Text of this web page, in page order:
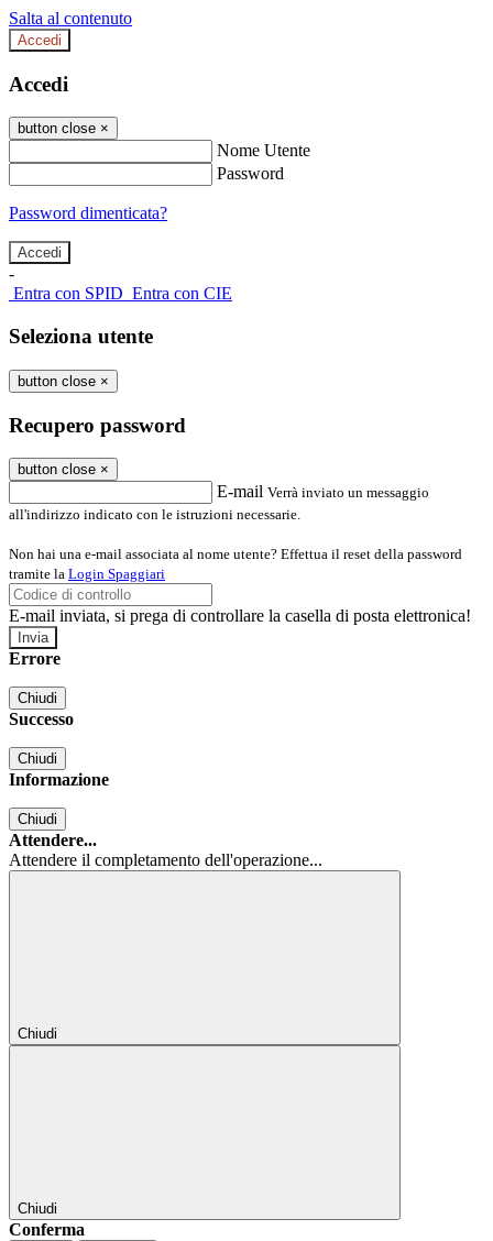
Salta al contenuto
Accedi
Accedi
button close ×
Nome Utente
Password
Password dimenticata?
-
Entra con SPID Entra con CIE
Seleziona utente
button close ×
Recupero password
button close ×
E-mail Verrà inviato un messaggio
all'indirizzo indicato con le istruzioni necessarie.
Non hai una e-mail associata al nome utente? Effettua il reset della password
tramite la Login Spaggiari
E-mail inviata, si prega di controllare la casella di posta elettronica!
Errore
Chiudi
Successo
Chiudi
Informazione
Chiudi
Attendere...
Attendere il completamento dell'operazione...
Chiudi
Chiudi
Conferma